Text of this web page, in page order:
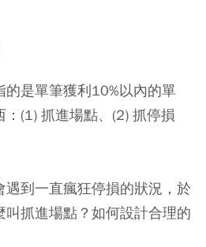
的是單筆獲利10%以內的單
(1) 抓進場點、(2) 抓停損
到一直瘋狂停損的狀況，於
叫抓進場點？如何設計合理的